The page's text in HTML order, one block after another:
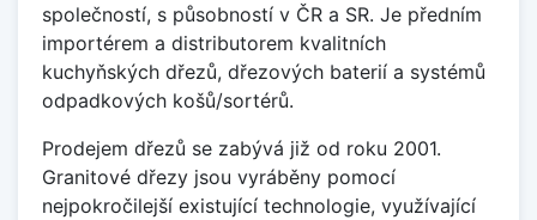
společností, s působností v ČR a SR. Je předním
importérem a distributorem kvalitních
kuchyňských dřezů, dřezových baterií a systémů
odpadkových košů/sortérů.
Prodejem dřezů se zabývá již od roku 2001.
Granitové dřezy jsou vyráběny pomocí
nejpokročilejší existující technologie, využívající